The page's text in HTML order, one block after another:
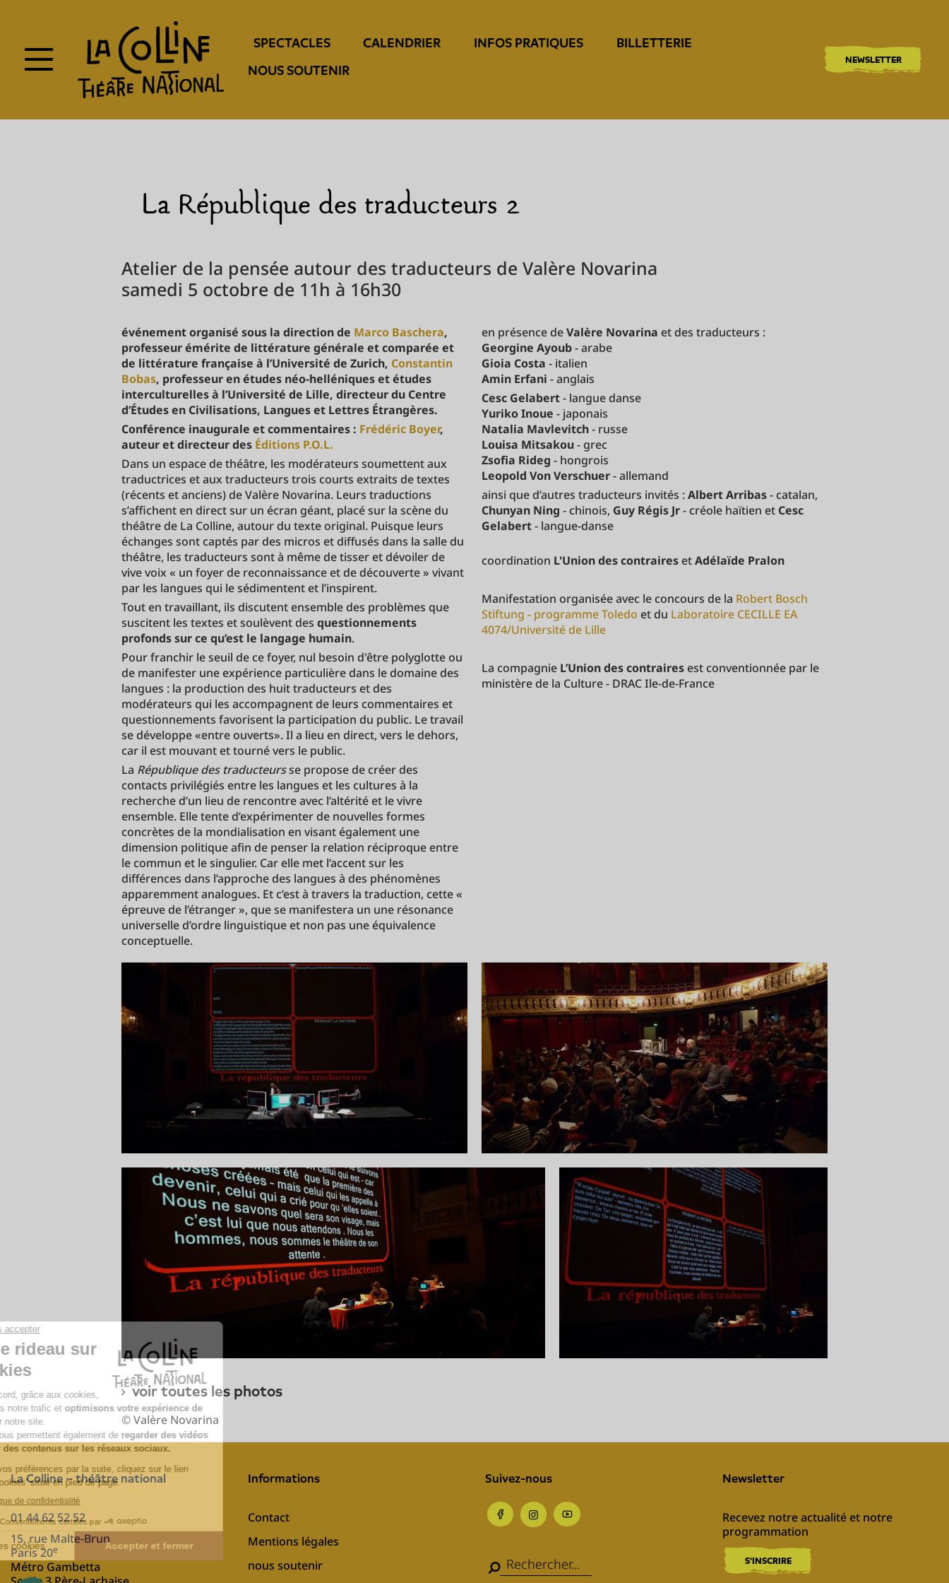
principal
SPECTACLES CALENDRIER INFOS PRATIQUES
BILLETTERIE
NOUS SOUTENIR
NEWSLETTER
Atelier de la pensée autour des traducteurs de Valère Novarina
samedi 5 octobre de 11h à 16h30
événement organisé sous la direction de Marco Baschera,
professeur émérite de littérature générale et comparée et
de littérature française à l’Université de Zurich, Constantin
Bobas, professeur en études néo-helléniques et études
interculturelles à l’Université de Lille, directeur du Centre
d’Études en Civilisations, Langues et Lettres Étrangères.
Conférence inaugurale et commentaires : Frédéric Boyer,
auteur et directeur des Éditions P.O.L.
Dans un espace de théâtre, les modérateurs soumettent aux
traductrices et aux traducteurs trois courts extraits de textes
(récents et anciens) de Valère Novarina. Leurs traductions
s’affichent en direct sur un écran géant, placé sur la scène du
théâtre de La Colline, autour du texte original. Puisque leurs
échanges sont captés par des micros et diffusés dans la salle du
théâtre, les traducteurs sont à même de tisser et dévoiler de
vive voix « un foyer de reconnaissance et de découverte » vivant
par les langues qui le sédimentent et l’inspirent.
Tout en travaillant, ils discutent ensemble des problèmes que
suscitent les textes et soulèvent des questionnements
profonds sur ce qu’est le langage humain.
Pour franchir le seuil de ce foyer, nul besoin d'être polyglotte ou
de manifester une expérience particulière dans le domaine des
langues : la production des huit traducteurs et des
modérateurs qui les accompagnent de leurs commentaires et
questionnements favorisent la participation du public. Le travail
se développe «entre ouverts». Il a lieu en direct, vers le dehors,
car il est mouvant et tourné vers le public.
La République des traducteursse propose de créer des
contacts privilégiés entre les langues et les cultures à la
recherche d’un lieu de rencontre avec l’altérité et le vivre
ensemble. Elle tente d’expérimenter de nouvelles formes
concrètes de la mondialisation en visant également une
dimension politique afin de penser la relation réciproque entre
le commun et le singulier. Car elle met l’accent sur les
différences dans l’approche des langues à des phénomènes
apparemment analogues. Et c’est à travers la traduction, cette «
épreuve de l’étranger », que se manifestera un une résonance
universelle d’ordre linguistique et non pas une équivalence
conceptuelle.
en présence deValère Novarina et des traducteurs :
Georgine Ayoub- arabe
Gioia Costa - italien
Amin Erfani - anglais
Cesc Gelabert- langue danse
Yuriko Inoue - japonais
Natalia Mavlevitch- russe
Louisa Mitsakou- grec
Zsofia Rideg - hongrois
Leopold Von Verschuer- allemand
ainsi que d’autres traducteurs invités :Albert Arribas- catalan,
Chunyan Ning - chinois, Guy Régis Jr- créole haïtien et Cesc
Gelabert- langue-danse
coordination L'Union des contraires etAdélaïde Pralon
Manifestation organisée avec le concours de la Robert Bosch
Stiftung - programme Toledo et du Laboratoire CECILLE EA
4074/Université de Lille
La compagnie L’Union des contraires est conventionnée par le
ministère de la Culture - DRAC Ile-de-France
voir toutes les photos
© Valère Novarina
La Colline – théâtre national
01 44 62 52 52
15, rue Malte-Brun
Paris 20e
Métro Gambetta
Informations
Contact
Mentions légales
nous soutenir
Suivez-nous Newsletter
Recevez notre actualité et notre
programmation
S'INSCRIRE